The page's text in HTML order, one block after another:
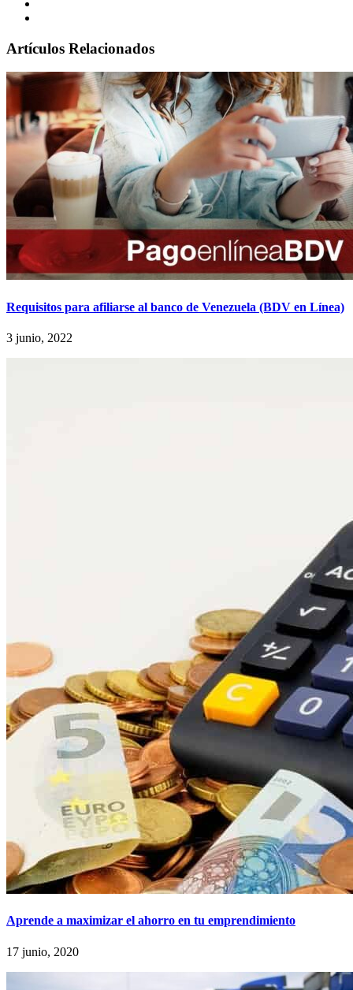
Artículos Relacionados
Requisitos para afiliarse al banco de Venezuela (BDV en Línea)
3 junio, 2022
Aprende a maximizar el ahorro en tu emprendimiento
17 junio, 2020